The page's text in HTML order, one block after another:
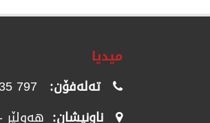
میدیا
تەلەفۆن:
ناونیشان: